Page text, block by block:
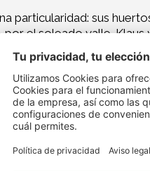
particularidad: sus
el soleado valle.
motor que empujó al
vida” afirma Klaus,
a este tipo de
requiere está más que
melocotones,